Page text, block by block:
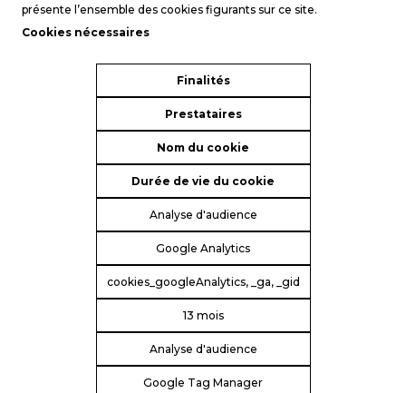
présente l’ensemble des cookies figurants sur ce site.
Cookies nécessaires
Finalités
Prestataires
Nom du cookie
Durée de vie du cookie
Analyse d'audience
Google Analytics
cookies_googleAnalytics, _ga, _gid
13 mois
Analyse d'audience
Google Tag Manager